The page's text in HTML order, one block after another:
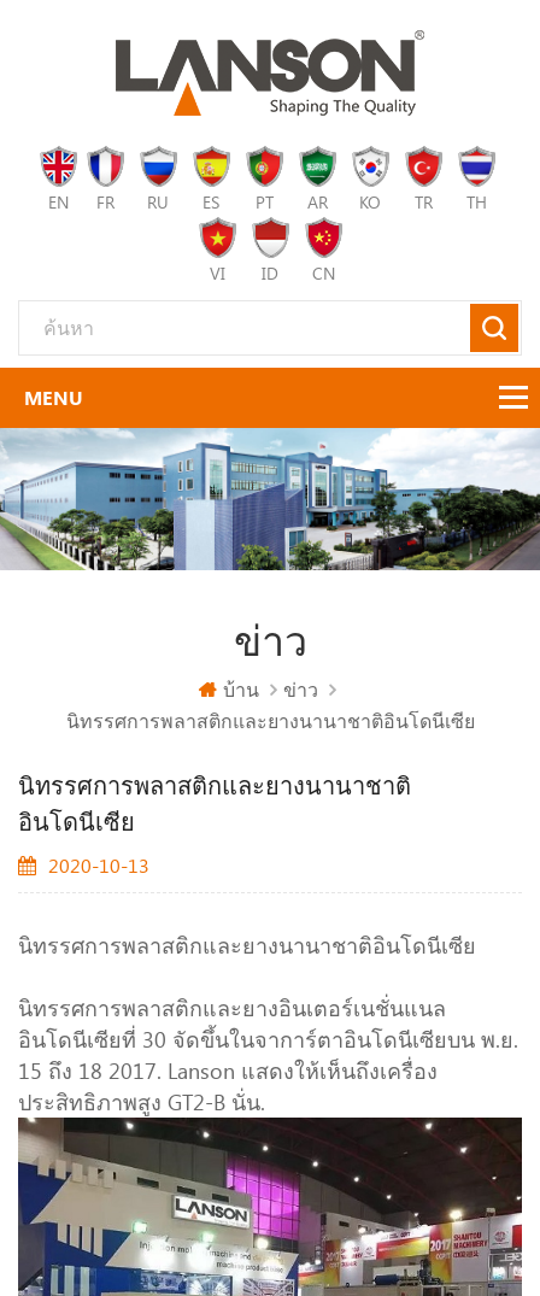
EN FR RU ES PT AR KO TR TH
VI ID CN
ข่าว
บ้าน
ข่าว
นิทรรศการพลาสติกและยางนานาชาติอินโดนีเซีย
นิทรรศการพลาสติกและยางนานาชาติ
อินโดนีเซีย
2020-10-13
นิทรรศการพลาสติกและยางนานาชาติอินโดนีเซีย
นิทรรศการพลาสติกและยางอินเตอร์เนชั่นแนล
อินโดนีเซียที่ 30 จัดขึ้นในจาการ์ตาอินโดนีเซียบน พ.ย.
15 ถึง 18 2017. Lanson แสดงให้เห็นถึงเครื่อง
ประสิทธิภาพสูง GT2-B นั่น.